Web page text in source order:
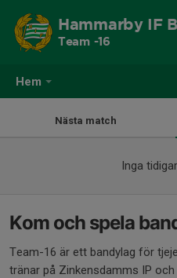
Hem
Hammarby IF
Team -16
Nästa match
Inga
Kom och spela
Team-16 är ett bandylag för
tränar på Zinkensdamms IP